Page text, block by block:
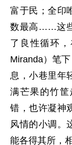
富于民；全印
数最高……这
了良性循环
Miranda）笔
息，小巷里年
满芒果的竹
错，也许凝神
风情的小调。
能各得其所，